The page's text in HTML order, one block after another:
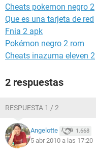
Cheats pokemon negro 2
Que es una tarjeta de red
Fnia 2 apk
Pokémon negro 2 rom
Cheats inazuma eleven 2
2 respuestas
RESPUESTA 1 / 2
Angelotte 1.668
5 abr 2010 a las 17:20